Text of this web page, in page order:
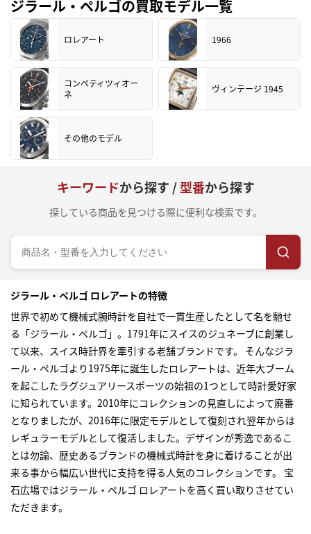
ジラール・ペルゴの買取モデル一覧
ロレアート 1966
コンペティツィオー
ネ
ヴィンテージ 1945
その他のモデル
キーワードから探す /型番から探す
探している商品を見つける際に便利な検索です。
ジラール・ペルゴ ロレアートの特徴
世界で初めて機械式腕時計を自社で一貫生産したとして名を馳せ
る「ジラール・ペルゴ」。1791年にスイスのジュネーブに創業し
て以来、スイス時計界を牽引する老舗ブランドです。 そんなジラ
ール・ペルゴより1975年に誕生したロレアートは、近年大ブーム
を起こしたラグジュアリースポーツの始祖の1つとして時計愛好家
に知られています。2010年にコレクションの見直しによって廃番
となりましたが、2016年に限定モデルとして復刻され翌年からは
レギュラーモデルとして復活しました。デザインが秀逸であるこ
とは勿論、歴史あるブランドの機械式時計を身に着けることが出
来る事から幅広い世代に支持を得る人気のコレクションです。 宝
石広場ではジラール・ペルゴ ロレアートを高く買い取りさせてい
ただきます。